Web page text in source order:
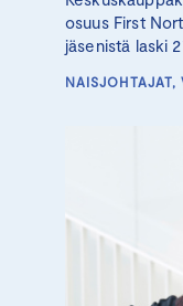
osuus First
jäsenistä laski